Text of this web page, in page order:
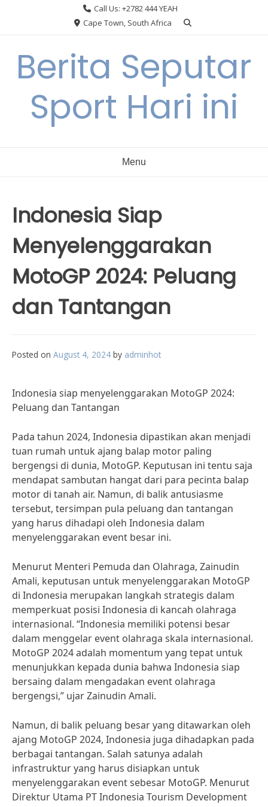
Call Us: +2782 444 YEAH
Cape Town, South Africa
Berita Seputar
Sport Hari ini
Menu
Indonesia Siap
Menyelenggarakan
MotoGP 2024: Peluang
dan Tantangan
Posted on August 4, 2024 by adminhot
Indonesia siap menyelenggarakan MotoGP 2024:
Peluang dan Tantangan
Pada tahun 2024, Indonesia dipastikan akan menjadi
tuan rumah untuk ajang balap motor paling
bergengsi di dunia, MotoGP. Keputusan ini tentu saja
mendapat sambutan hangat dari para pecinta balap
motor di tanah air. Namun, di balik antusiasme
tersebut, tersimpan pula peluang dan tantangan
yang harus dihadapi oleh Indonesia dalam
menyelenggarakan event besar ini.
Menurut Menteri Pemuda dan Olahraga, Zainudin
Amali, keputusan untuk menyelenggarakan MotoGP
di Indonesia merupakan langkah strategis dalam
memperkuat posisi Indonesia di kancah olahraga
internasional. “Indonesia memiliki potensi besar
dalam menggelar event olahraga skala internasional.
MotoGP 2024 adalah momentum yang tepat untuk
menunjukkan kepada dunia bahwa Indonesia siap
bersaing dalam mengadakan event olahraga
bergengsi,” ujar Zainudin Amali.
Namun, di balik peluang besar yang ditawarkan oleh
ajang MotoGP 2024, Indonesia juga dihadapkan pada
berbagai tantangan. Salah satunya adalah
infrastruktur yang harus disiapkan untuk
menyelenggarakan event sebesar MotoGP. Menurut
Direktur Utama PT Indonesia Tourism Development